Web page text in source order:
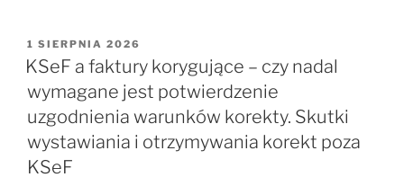
OPUBLIKOWANE
W
1 SIERPNIA 2026
KSeF a faktury korygujące – czy nadal
wymagane jest potwierdzenie
uzgodnienia warunków korekty. Skutki
wystawiania i otrzymywania korekt poza
KSeF